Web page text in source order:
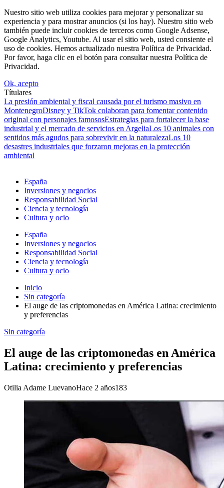
Nuestro sitio web utiliza cookies para mejorar y personalizar su
experiencia y para mostrar anuncios (si los hay). Nuestro sitio web
también puede incluir cookies de terceros como Google Adsense,
Google Analytics, Youtube. Al usar el sitio web, usted consiente el
uso de cookies. Hemos actualizado nuestra Política de Privacidad.
Por favor, haga clic en el botón para consultar nuestra Política de
Privacidad.
Ok, acepto
Títulares
La presión ambiental y fiscal causada por el turismo masivo en
MontenegroDisney y TikTok colaboran para fomentar contenido
original con personajes famososEstrategias para fortalecer la base
industrial y el mercado de servicios en ArgeliaLos 10 animales con
sentidos más agudos para sobrevivir en la naturalezaLos 10
desastres industriales que forzaron mejoras en la protección
ambiental
España
Inversiones y negocios
Responsabilidad Social
Ciencia y tecnología
Cultura y ocio
España
Inversiones y negocios
Responsabilidad Social
Ciencia y tecnología
Cultura y ocio
Inicio
Sin categoría
El auge de las criptomonedas en América Latina: crecimiento
y preferencias
Sin categoría
El auge de las criptomonedas en América
Latina: crecimiento y preferencias
Otilia Adame LuevanoHace 2 años183